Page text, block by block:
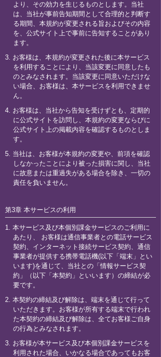
より、その効力を生じるものとします。当社
は、当社が事前告知期間として合理的と判断す
る期間、本規約が変更される旨およびその内容
を、公式サイト上で事前に告知することがあり
ます。
3. お客様は、本規約が変更された後に本サービス
を利用することにより、当該変更に同意したも
のとみなされます。当該変更に同意いただけな
い場合、お客様は、本サービスを利用できませ
ん。
4. お客様は、当社から告知を受けずとも、定期的
に公式サイトを訪問し、本規約の変更ならびに
公式サイト上の掲載内容を確認するものとしま
す。
5. 当社は、お客様が本規約の変更や、前項を確認
しなかったことにより被った損害に関し、当社
に故意または重過失がある場合を除き、一切の
責任を負いません。
第3章 本サービスの利用
1. 本サービス及び本個別課金サービスのご利用に
あたり、 お客様は通信事業者との電話サービス
契約、インターネット接続サービス契約、通信
事業者が提供する携帯電話機(以下「端末」とい
います)を通じて、当社との「情報サービス契
約」（以下「本契約」といいます）の締結が必
要です。
2. 本契約の締結及び解除は、端末を通じて行って
いただきます。お客様が所有する端末で行われ
た本契約の締結及び解除は、全てお客様ご自身
の行為とみなされます。
3. お客様が本サービス及び本個別課金サービスを
利用された場合、いかなる場合であってもお客